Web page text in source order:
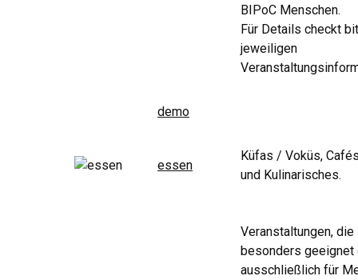
BIPoC Menschen.
Für Details checkt
jeweiligen
demo
essen
Küfas / Voküs,
und Kulinarisches.
Veranstaltungen, die
besonders geeignet
ausschließlich für